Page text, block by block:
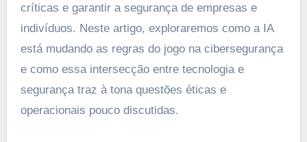
críticas e garantir a segurança de empresas e
indivíduos. Neste artigo, exploraremos como a IA
está mudando as regras do jogo na cibersegurança
e como essa intersecção entre tecnologia e
segurança traz à tona questões éticas e
operacionais pouco discutidas.